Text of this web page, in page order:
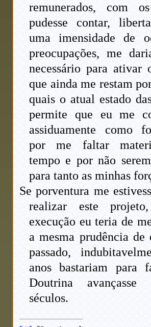
remunerados, com
pudesse contar,
uma imensidade de
preocupações, me
necessário para ativar
que ainda me restam
quais o atual estado
permite que eu me
assiduamente como
por me faltar
tempo e por não
para tanto as minhas
Se porventura me
realizar este
execução eu teria de
a mesma prudência de
passado,
anos bastariam para
Doutrina
séculos.